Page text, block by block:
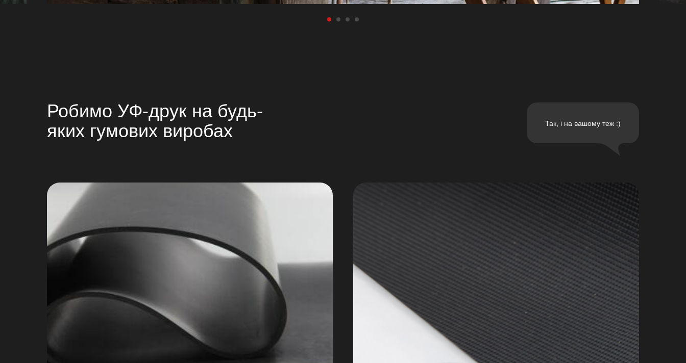
Робимо УФ-друк на будь-
яких гумових виробах
Так, і на вашому теж :)